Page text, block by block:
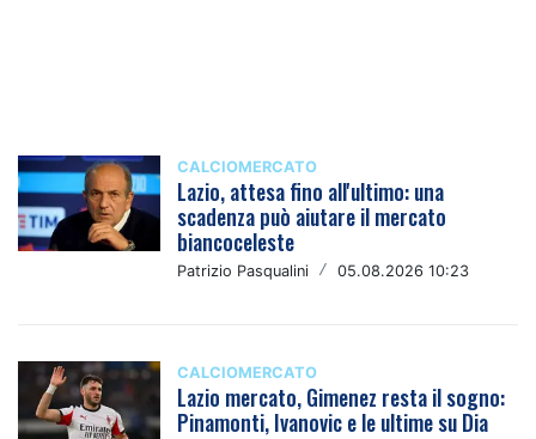
CALCIOMERCATO
Lazio, attesa fino all'ultimo: una
scadenza può aiutare il mercato
biancoceleste
Patrizio Pasqualini / 05.08.2026 10:23
CALCIOMERCATO
Lazio mercato, Gimenez resta il sogno:
Pinamonti, Ivanovic e le ultime su Dia